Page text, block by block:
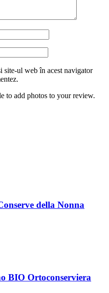
site-ul web în acest navigator
to add photos to your review.
della Nonna
BIO Ortoconserviera